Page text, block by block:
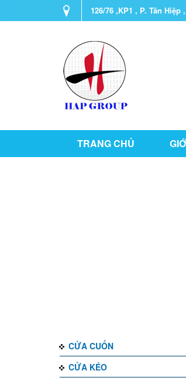
126/76 ,KP1 , P. Tân
TRANG CHỦ
CỬA CUỐN
CỬA KÉO